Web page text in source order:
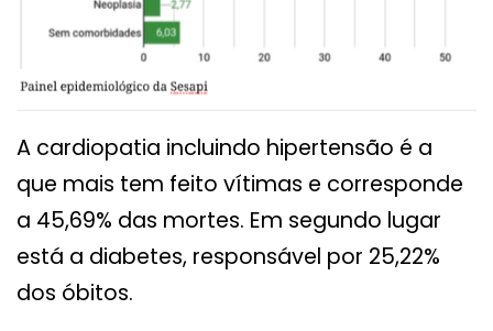
A cardiopatia incluindo hipertensão é a
que mais tem feito vítimas e corresponde
a 45,69% das mortes. Em segundo lugar
está a diabetes, responsável por 25,22%
dos óbitos.